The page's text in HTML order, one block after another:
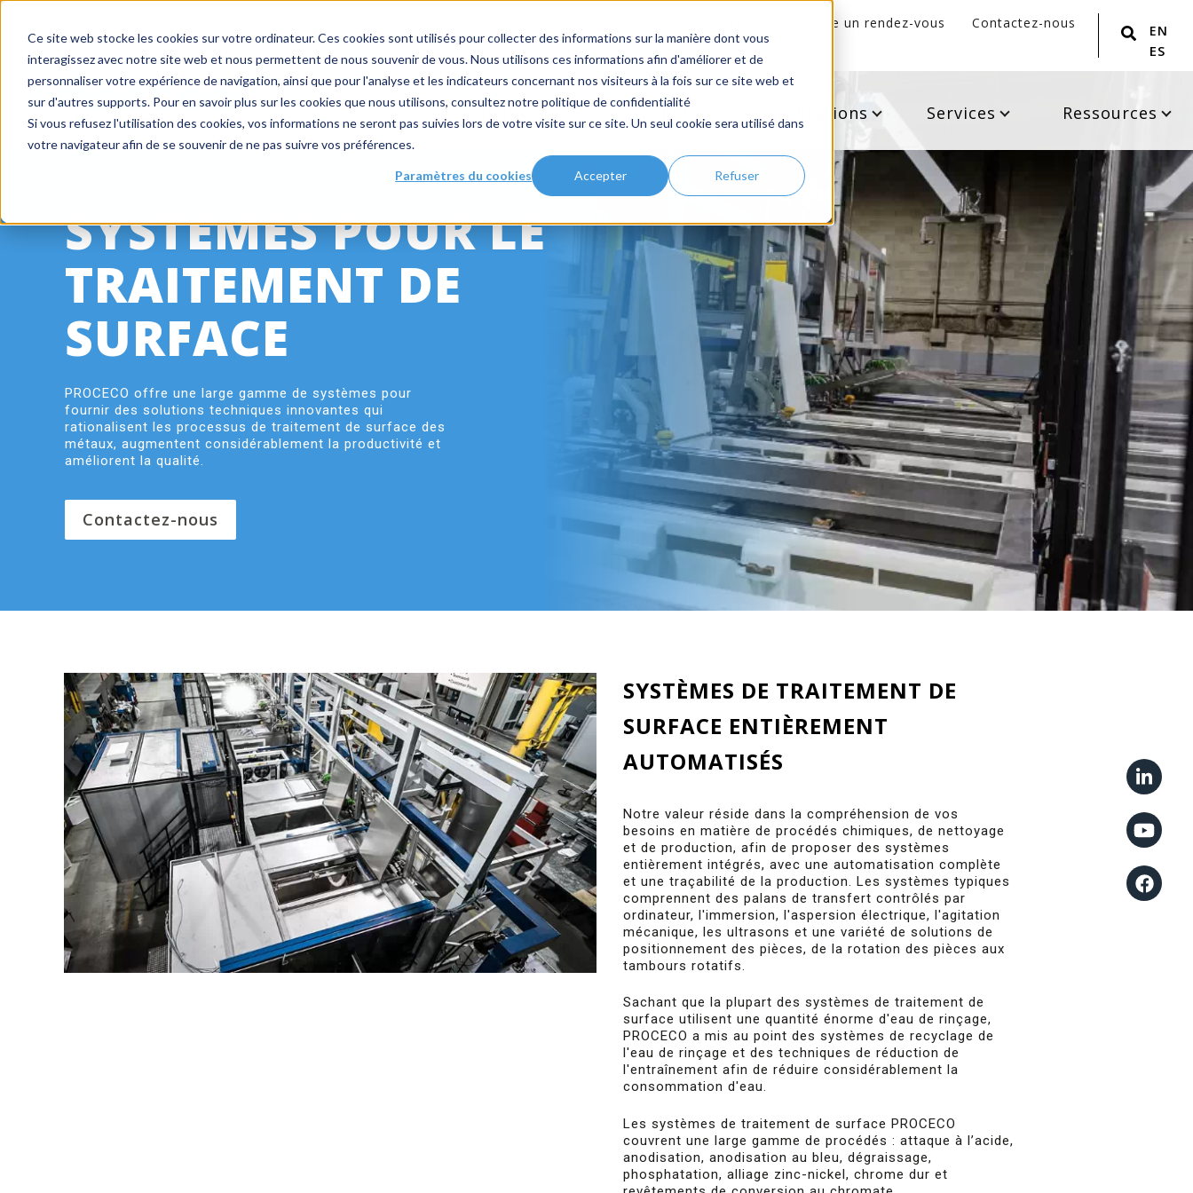
Ce site web stocke les cookies sur votre ordinateur. Ces cookies sont utilisés pour collecter des informations sur la manière dont vous
interagissez avec notre site web et nous permettent de nous souvenir de vous. Nous utilisons ces informations afin d'améliorer et de
personnaliser votre expérience de navigation, ainsi que pour l'analyse et les indicateurs concernant nos visiteurs à la fois sur ce site web et
sur d'autres supports. Pour en savoir plus sur les cookies que nous utilisons, consultez notre politique de confidentialité
Si vous refusez l'utilisation des cookies, vos informations ne seront pas suivies lors de votre visite sur ce site. Un seul cookie sera utilisé dans
votre navigateur afin de se souvenir de ne pas suivre vos préférences.
Paramètres du cookies Accepter Refuser
+ 1 800 978-6677 | Société enregistrée ISO 9001
Prendre un rendez-vous Contactez-nous
Industries Produits Applications Services Ressources
SYSTÈMES POUR LE
TRAITEMENT DE
SURFACE
PROCECO offre une large gamme de systèmes pour
fournir des solutions techniques innovantes qui
rationalisent les processus de traitement de surface des
métaux, augmentent considérablement la productivité et
améliorent la qualité.
Contactez-nous
SYSTÈMES DE TRAITEMENT DE
SURFACE ENTIÈREMENT
AUTOMATISÉS
Notre valeur réside dans la compréhension de vos
besoins en matière de procédés chimiques, de nettoyage
et de production, afin de proposer des systèmes
entièrement intégrés, avec une automatisation complète
et une traçabilité de la production. Les systèmes typiques
comprennent des palans de transfert contrôlés par
ordinateur, l'immersion, l'aspersion électrique, l'agitation
mécanique, les ultrasons et une variété de solutions de
positionnement des pièces, de la rotation des pièces aux
tambours rotatifs.
Sachant que la plupart des systèmes de traitement de
surface utilisent une quantité énorme d'eau de rinçage,
PROCECO a mis au point des systèmes de recyclage de
l'eau de rinçage et des techniques de réduction de
l'entraînement afin de réduire considérablement la
consommation d'eau.
Les systèmes de traitement de surface PROCECO
couvrent une large gamme de procédés : attaque à l’acide,
anodisation, anodisation au bleu, dégraissage,
phosphatation, alliage zinc-nickel, chrome dur et